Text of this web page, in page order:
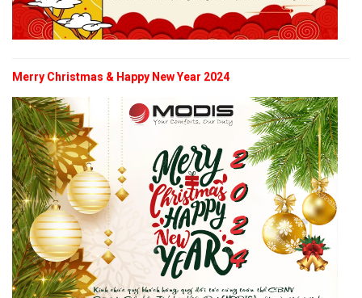
Merry Christmas & Happy New Year 2024